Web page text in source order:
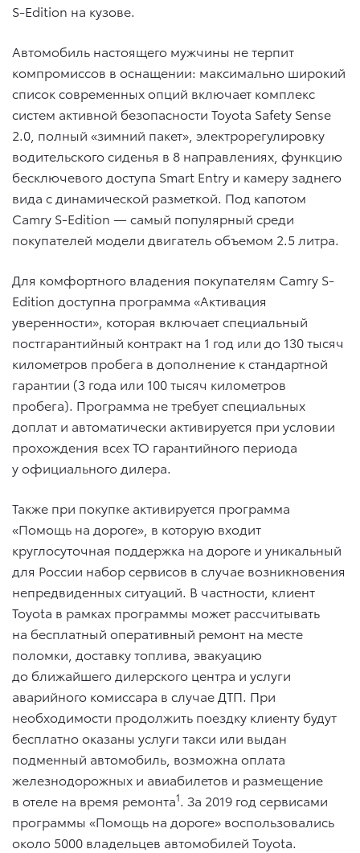
S-Edition на кузове.
Автомобиль настоящего мужчины не терпит
компромиссов в оснащении: максимально широкий
список современных опций включает комплекс
систем активной безопасности Toyota Safety Sense
2.0, полный «зимний пакет», электрорегулировку
водительского сиденья в 8 направлениях, функцию
бесключевого доступа Smart Entry и камеру заднего
вида с динамической разметкой. Под капотом
Camry S-Edition — самый популярный среди
покупателей модели двигатель объемом 2.5 литра.
Для комфортного владения покупателям Camry S-
Edition доступна программа «Активация
уверенности», которая включает специальный
постгарантийный контракт на 1 год или до 130 тысяч
километров пробега в дополнение к стандартной
гарантии (3 года или 100 тысяч километров
пробега). Программа не требует специальных
доплат и автоматически активируется при условии
прохождения всех ТО гарантийного периода
у официального дилера.
Также при покупке активируется программа
«Помощь на дороге», в которую входит
круглосуточная поддержка на дороге и уникальный
для России набор сервисов в случае возникновения
непредвиденных ситуаций. В частности, клиент
Toyota в рамках программы может рассчитывать
на бесплатный оперативный ремонт на месте
поломки, доставку топлива, эвакуацию
до ближайшего дилерского центра и услуги
аварийного комиссара в случае ДТП. При
необходимости продолжить поездку клиенту будут
бесплатно оказаны услуги такси или выдан
подменный автомобиль, возможна оплата
железнодорожных и авиабилетов и размещение
в отеле на время ремонта1. За 2019 год сервисами
программы «Помощь на дороге» воспользовались
около 5000 владельцев автомобилей Toyota.